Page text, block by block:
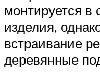
монтируется
изделия,
встраивание
деревянные